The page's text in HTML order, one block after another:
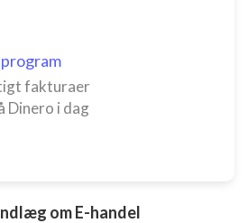
fakturaer
Dinero i dag
om E-handel